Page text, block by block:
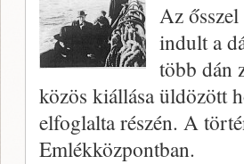
Az
indult a
több dán
közös kiállása üldözött
elfoglalta részén. A
Emlékközpontban.